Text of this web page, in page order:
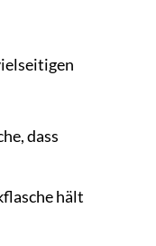
dass
hält